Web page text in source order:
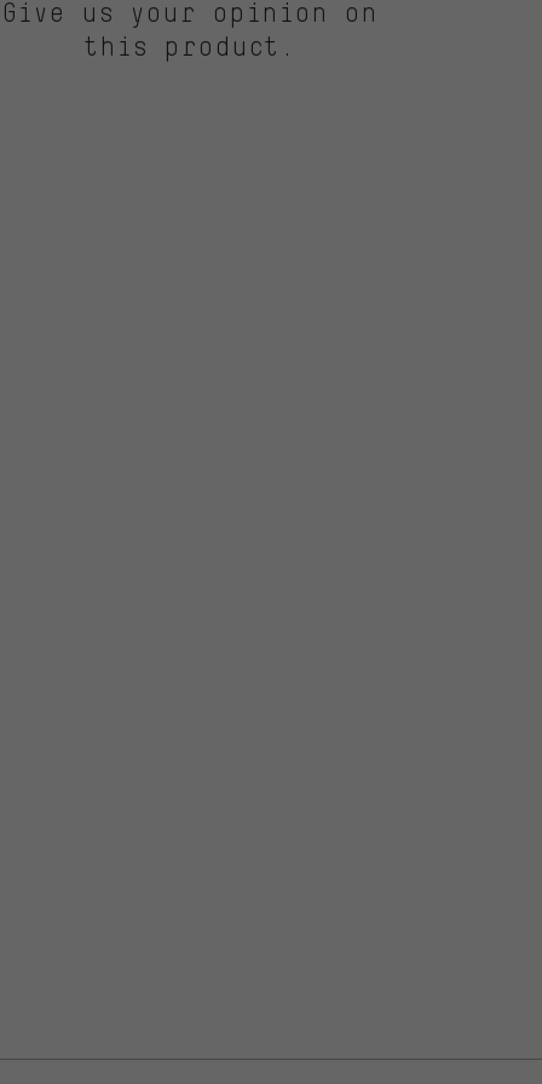
Give us your opinion on
this product.